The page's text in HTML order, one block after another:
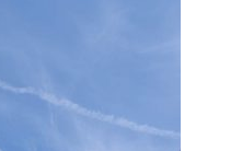
первое
приметы